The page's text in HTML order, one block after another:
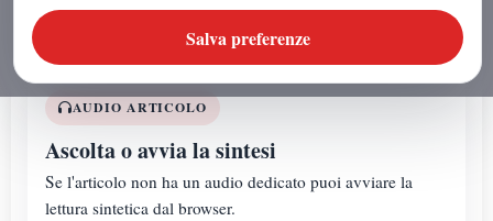
AUDIO ARTICOLO
Ascolta o avvia la sintesi
Se l'articolo non ha un audio dedicato puoi avviare la
lettura sintetica dal browser.
Salva preferenze